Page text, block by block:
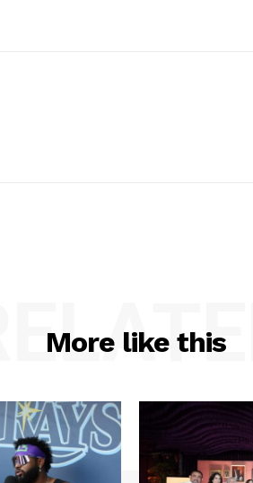
More like this
RELATED